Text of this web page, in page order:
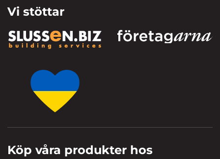
Vi stöttar
Köp våra produkter hos